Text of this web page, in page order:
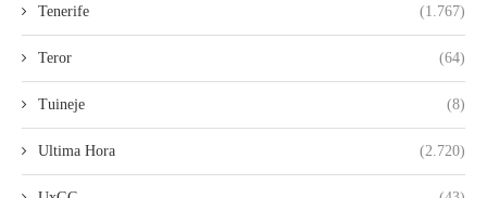
Tenerife (1.767)
Teror (64)
Tuineje (8)
Ultima Hora (2.720)